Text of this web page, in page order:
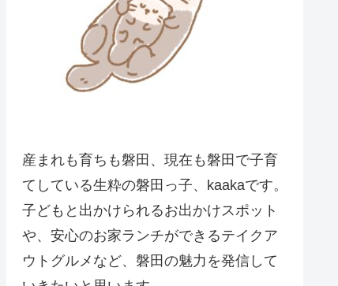
産まれも育ちも磐田、現在も磐田で子育
てしている生粋の磐田っ子、kaakaです。
子どもと出かけられるお出かけスポット
や、安心のお家ランチができるテイクア
ウトグルメなど、磐田の魅力を発信して